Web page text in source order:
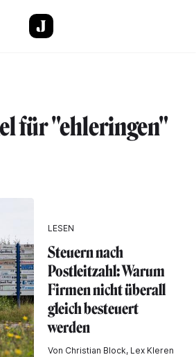
für "ehleringen"
LESEN
Steuern nach
Postleitzahl: Warum
Firmen nicht überall
gleich besteuert
werden
Von Christian Block, Lex Kleren